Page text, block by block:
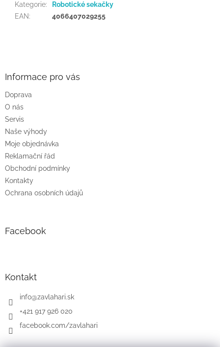
Kategorie:
Robotické sekačky
EAN: 4066407029255
Informace pro vás
Doprava
O nás
Servis
Naše výhody
Moje objednávka
Reklamační řád
Obchodní podmínky
Kontakty
Ochrana osobních údajů
Facebook
Kontakt
info@zavlahari.sk
+421 917 926 020
facebook.com/zavlahari